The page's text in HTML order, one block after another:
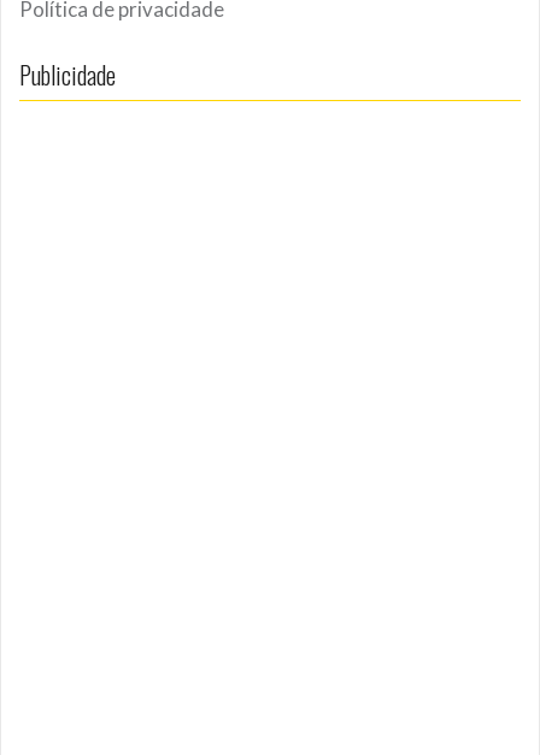
Política de privacidade
Publicidade